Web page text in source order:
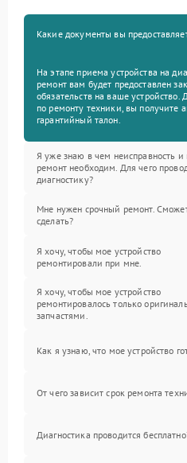
Какие документы вы
На этапе приема устройства на
ремонт вам будет предоставлен
обязательств на ваше
по ремонту техники, вы получите
гарантийный талон.
Я уже знаю в чем неисправность и
ремонт необходим. Для чего
диагностику?
Мне нужен срочный ремонт.
сделать?
Я хочу, чтобы мое устройство
ремонтировали при мне.
Я хочу, чтобы мое устройство
ремонтировалось только
запчастями.
Как я узнаю, что мое устройство
От чего зависит срок ремонта
Диагностика проводится